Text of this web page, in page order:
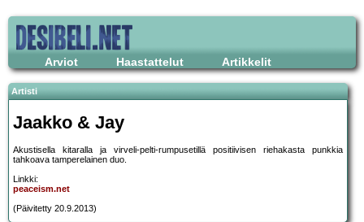
Arviot Haastattelut Artikkelit
Artisti
Jaakko & Jay
Akustisella kitaralla ja virveli-pelti-rumpusetillä positiivisen riehakasta punkkia
tahkoava tamperelainen duo.
Linkki:
peaceism.net
(Päivitetty 20.9.2013)